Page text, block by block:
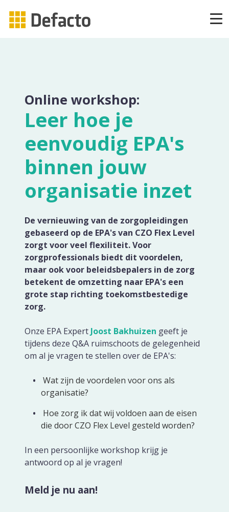
CAPP Adaptief Leren
CAPP Compliance
CAPP Compliance API
CAPP Quizzes
CAPP Open Courses
CAPP EPA Portfolio
Agile Air
Agile Programs
CAPP Loopbaanontwikkeling
Spruitje
Oplossingen
Online workshop:
Leer hoe je
eenvoudig EPA's
binnen jouw
organisatie inzet
De vernieuwing van de zorgopleidingen
gebaseerd op de EPA's van CZO Flex Level
zorgt voor veel flexiliteit. Voor
zorgprofessionals biedt dit voordelen,
maar ook voor beleidsbepalers in de zorg
betekent de omzetting naar EPA's een
grote stap richting toekomstbestedige
zorg.
Onze EPA Expert Joost Bakhuizen geeft je
tijdens deze Q&A ruimschoots de gelegenheid
om al je vragen te stellen over de EPA's:
Wat zijn de voordelen voor ons als
organisatie?
Hoe zorg ik dat wij voldoen aan de eisen
die door CZO Flex Level gesteld worden?
In een persoonlijke workshop krijg je
antwoord op al je vragen!
Meld je nu aan!